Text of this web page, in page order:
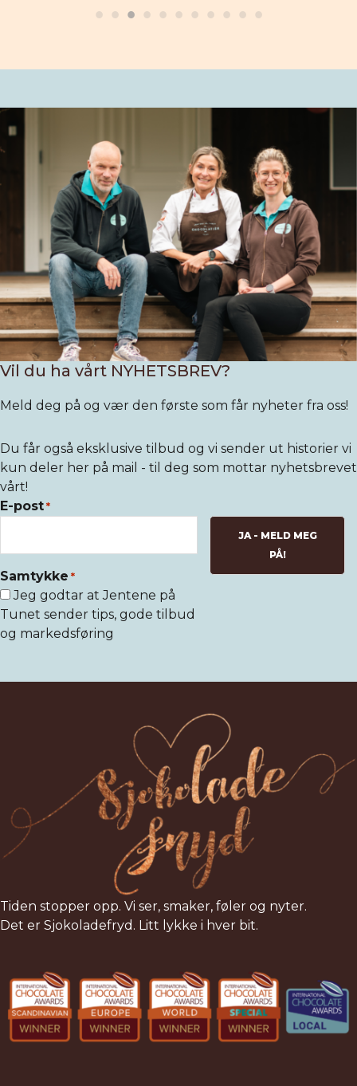
Vil du ha vårt NYHETSBREV?
Meld deg på og vær den første som får nyheter fra oss!
Du får også eksklusive tilbud og vi sender ut historier vi
kun deler her på mail - til deg som mottar nyhetsbrevet
vårt!
E-post *
Samtykke *
Jeg godtar at Jentene på
Tunet sender tips, gode tilbud
og markedsføring
Tiden stopper opp. Vi ser, smaker, føler og nyter.
Det er Sjokoladefryd. Litt lykke i hver bit.